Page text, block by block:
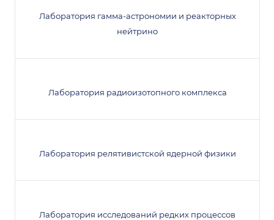
Лаборатория гамма-астрономии и реакторных
нейтрино
Лаборатория радиоизотопного комплекса
Лаборатория релятивистской ядерной физики
Лаборатория исследований редких процессов